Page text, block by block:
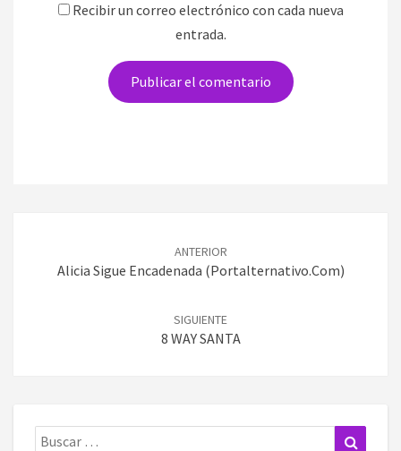
Recibir un correo electrónico con cada nueva
entrada.
entradas
ANTERIOR
Alicia Sigue Encadenada (Portalternativo.com)
SIGUIENTE
8 WAY SANTA
Buscar: